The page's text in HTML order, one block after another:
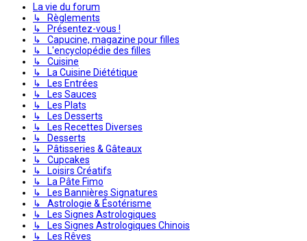
La vie du forum
↳ Règlements
↳ Présentez-vous !
↳ Capucine, magazine pour filles
↳ L'encyclopédie des filles
↳ Cuisine
↳ La Cuisine Diététique
↳ Les Entrées
↳ Les Sauces
↳ Les Plats
↳ Les Desserts
↳ Les Recettes Diverses
↳ Desserts
↳ Pâtisseries & Gâteaux
↳ Cupcakes
↳ Loisirs Créatifs
↳ La Pâte Fimo
↳ Les Bannières Signatures
↳ Astrologie & Ésotérisme
↳ Les Signes Astrologiques
↳ Les Signes Astrologiques Chinois
↳ Les Rêves